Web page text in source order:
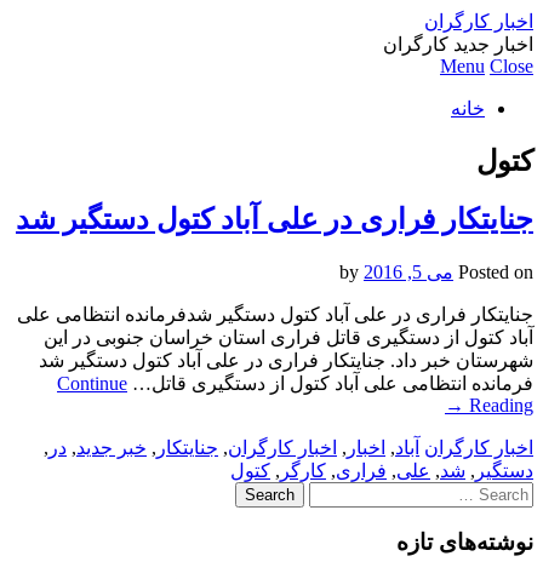
اخبار کارگران
اخبار جدید کارگران
Menu Close
خانه
کتول
جنایتکار فراری در علی آباد کتول دستگیر شد
Posted on می 5, 2016
جنایتکار فراری در علی آباد کتول دستگیر شدفرمانده انتظامی علی
آباد کتول از دستگیری قاتل فراری استان خراسان جنوبی در این
شهرستان خبر داد. جنایتکار فراری در علی آباد کتول دستگیر شد
فرمانده انتظامی علی آباد کتول از دستگیری قاتل… Continue
Reading
→
اخبار کارگران آباد, اخبار , اخبار کارگران, جنایتکار , خبر جدید, در ,
دستگیر , شد, علی, فراری, کارگر , کتول
Search
for:
نوشته‌های تازه